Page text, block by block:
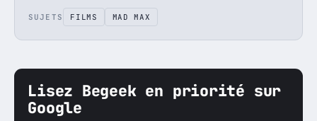
SUJETS FILMS MAD MAX
Lisez Begeek en priorité sur
Google